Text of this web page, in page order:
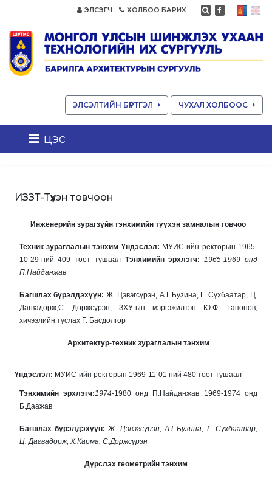
ЭЛСЭГЧ ХОЛБОО БАРИХ
ЭЛСЭЛТИЙН БҮРТГЭЛ ЧУХАЛ ХОЛБООС
цэс
ИЗЗТ-Түүхэн товчоон
Инженерийн зурагзүйн тэнхимийн түүхэн замналын товчоо
Техник зураглалын тэнхим Үндэслэл: МУИС-ийн ректорын 1965-
10-29-ний 409 тоот тушаал Тэнхимийн эрхлэгч: 1965-1969 онд
П.Найданжав
Багшлах бүрэлдэхүүн:Ж. Цэвэгсүрэн, А.Г.Бузина, Г. Сүхбаатар, Ц.
Дагвадорж,С. Доржсүрэн, ЗХУ-ын мэргэжилтэн Ю.Ф. Гапонов,
хичээлийн туслах Г. Басдолгор
Архитектур-техник зураглалын тэнхим
Үндэслэл: МУИС-ийн ректорын 1969-11-01 ний 480 тоот тушаал
Тэнхимийн эрхлэгч:1974-1980 онд П.Найданжав 1969-1974 онд
Б.Даажав
Багшлах бүрэлдэхүүн:Ж. Цэвэгсүрэн, А.Г.Бузина, Г. Сүхбаатар,
Ц. Дагвадорж, Х.Карма, С.Доржсүрэн
Дүрслэх геометрийн тэнхим